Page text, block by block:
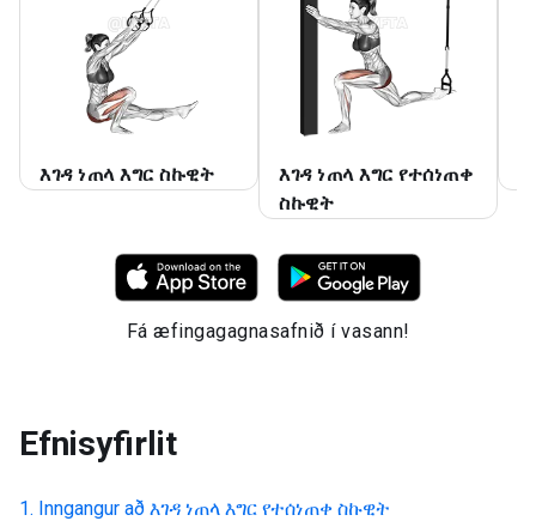
እገዳ ነጠላ እግር ስኩዊት
እገዳ ነጠላ እግር የተሰነጠቀ
ስኩዊት
Fá æfingagagnasafnið í vasann!
Efnisyfirlit
Inngangur að እገዳ ነጠላ እግር የተሰነጠቀ ስኩዊት